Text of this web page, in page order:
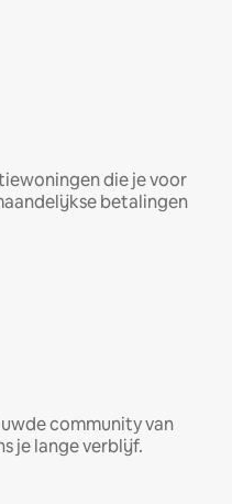
die je voor
betalingen
community van
je lange verblijf.